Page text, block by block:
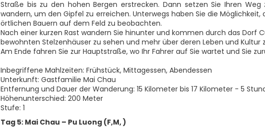
Straße bis zu den hohen Bergen erstrecken. Dann setzen Sie Ihren
wandern, um den Gipfel zu erreichen. Unterwegs haben Sie die
örtlichen Bauern auf dem Feld zu beobachten.
Nach einer kurzen Rast wandern Sie hinunter und kommen durch das Dorf
bewohnten Stelzenhäuser zu sehen und mehr über deren Leben und Kultur
Am Ende fahren Sie zur Hauptstraße, wo Ihr Fahrer auf Sie wartet und Sie
Inbegriffene Mahlzeiten: Frühstück, Mittagessen, Abendessen
Unterkunft: Gastfamilie Mai Chau
Entfernung und Dauer der Wanderung: 15 Kilometer bis 17 Kilometer - 5
Höhenunterschied: 200 Meter
Stufe: 1
Tag 5: Mai Chau – Pu Luong (F,M, )